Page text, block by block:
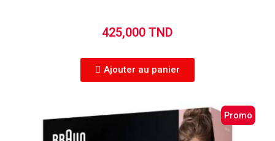
425,000 TND
Ajouter au panier
Promo